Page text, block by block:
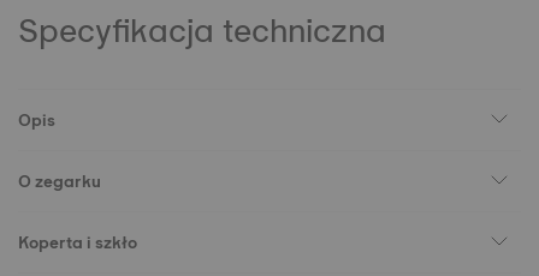
Specyfikacja techniczna
Opis
O zegarku
Koperta i szkło